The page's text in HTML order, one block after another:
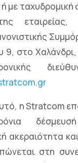
ή με
9, στο
η Stratcom
ακεραιότητα
στη